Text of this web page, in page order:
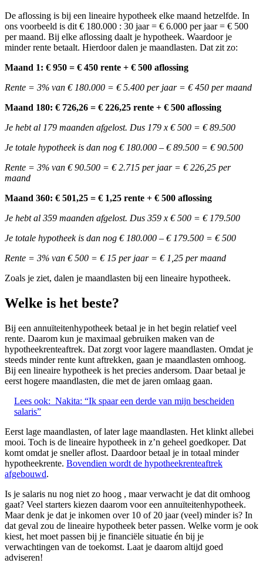
De aflossing is bij een lineaire hypotheek elke maand hetzelfde. In
ons voorbeeld is dit € 180.000 : 30 jaar = € 6.000 per jaar = € 500
per maand. Bij elke aflossing daalt je hypotheek. Waardoor je
minder rente betaalt. Hierdoor dalen je maandlasten. Dat zit zo:
Maand 1: € 950 = € 450 rente + € 500 aflossing
Rente = 3% van € 180.000 = € 5.400 per jaar = € 450 per maand
Maand 180: € 726,26 = € 226,25 rente + € 500 aflossing
Je hebt al 179 maanden afgelost. Dus 179 x € 500 = € 89.500
Je totale hypotheek is dan nog € 180.000 – € 89.500 = € 90.500
Rente = 3% van € 90.500 = € 2.715 per jaar = € 226,25 per
maand
Maand 360: € 501,25 = € 1,25 rente + € 500 aflossing
Je hebt al 359 maanden afgelost. Dus 359 x € 500 = € 179.500
Je totale hypotheek is dan nog € 180.000 – € 179.500 = € 500
Rente = 3% van € 500 = € 15 per jaar = € 1,25 per maand
Zoals je ziet, dalen je maandlasten bij een lineaire hypotheek.
Welke is het beste?
Bij een annuïteitenhypotheek betaal je in het begin relatief veel
rente. Daarom kun je maximaal gebruiken maken van de
hypotheekrenteaftrek. Dat zorgt voor lagere maandlasten. Omdat je
steeds minder rente kunt aftrekken, gaan je maandlasten omhoog.
Bij een lineaire hypotheek is het precies andersom. Daar betaal je
eerst hogere maandlasten, die met de jaren omlaag gaan.
Lees ook: Nakita: “Ik spaar een derde van mijn bescheiden
salaris”
Eerst lage maandlasten, of later lage maandlasten. Het klinkt allebei
mooi. Toch is de lineaire hypotheek in z’n geheel goedkoper. Dat
komt omdat je sneller aflost. Daardoor betaal je in totaal minder
hypotheekrente. Bovendien wordt de hypotheekrenteaftrek
afgebouwd.
Is je salaris nu nog niet zo hoog , maar verwacht je dat dit omhoog
gaat? Veel starters kiezen daarom voor een annuïteitenhypotheek.
Maar denk je dat je inkomen over 10 of 20 jaar (veel) minder is? In
dat geval zou de lineaire hypotheek beter passen. Welke vorm je ook
kiest, het moet passen bij je financiële situatie én bij je
verwachtingen van de toekomst. Laat je daarom altijd goed
adviseren!